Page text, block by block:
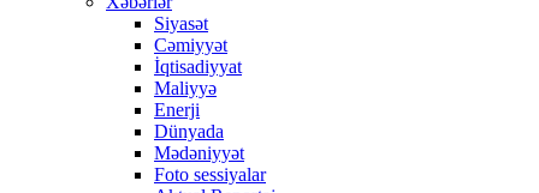
Siyasət
Cəmiyyət
İqtisadiyyat
Maliyyə
Enerji
Dünyada
Mədəniyyət
Foto sessiyalar